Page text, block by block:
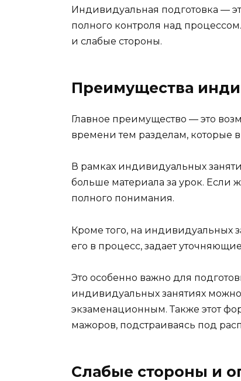
Индивидуальная подготовка —
полного контроля над
и слабые стороны.
Преимущества
Главное преимущество — это
времени тем разделам, которые
В рамках индивидуальных
больше материала за урок. Если
полного понимания.
Кроме того, на индивидуальных
его в процесс, задает
Это особенно важно для
индивидуальных занятиях
экзаменационным. Также этот
мажоров, подстраиваясь под
Слабые стороны и